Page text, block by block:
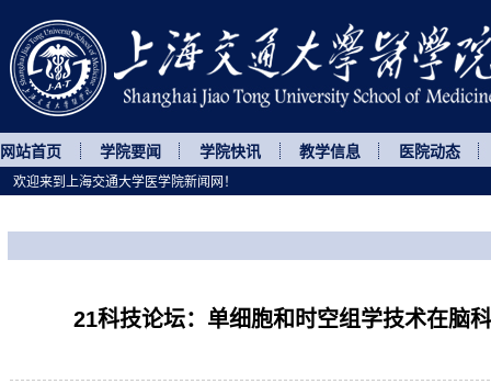
网站首页 学院要闻 学院快讯 教学信息 医院动态
21科技论坛：单细胞和时空组学技术在脑
欢迎来到上海交通大学医学院新闻网！